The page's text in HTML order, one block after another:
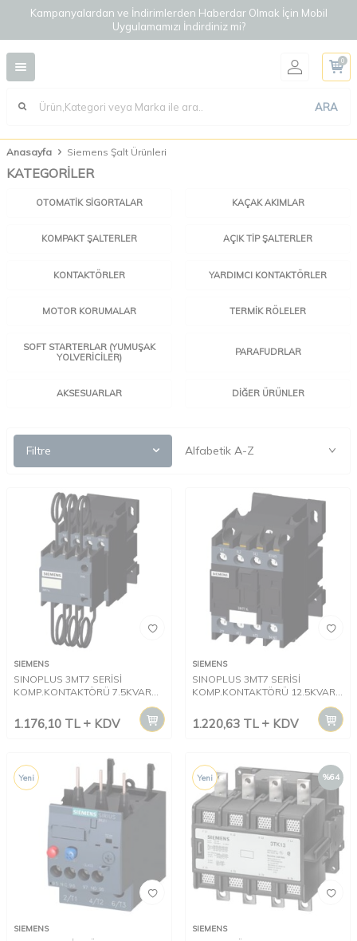
Kampanyalardan ve İndirimlerden Haberdar Olmak İçin Mobil
Uygulamamızı İndirdiniz mi?
ARA
0
Anasayfa Siemens Şalt Ürünleri
KATEGORİLER
OTOMATIK SIGORTALAR KAÇAK AKIMLAR
KOMPAKT ŞALTERLER AÇIK TIP ŞALTERLER
KONTAKTÖRLER YARDIMCI KONTAKTÖRLER
MOTOR KORUMALAR TERMIK RÖLELER
SOFT STARTERLAR (YUMUŞAK
YOLVERICILER)
PARAFUDRLAR
AKSESUARLAR DIĞER ÜRÜNLER
Filtre
SIEMENS
SINOPLUS 3MT7 SERİSİ
KOMP.KONTAKTÖRÜ 7.5KVAR
(AC400-415V) 1NA+1NK 220V
50/60HZ
1.176,10 TL KDV
SIEMENS
SINOPLUS 3MT7 SERİSİ
KOMP.KONTAKTÖRÜ 12.5KVAR
(AC400-415V) 1NA+1NK 220V
50/60HZ
1.220,63 TL KDV
Yeni
SIEMENS
%64
Yeni
SIEMENS